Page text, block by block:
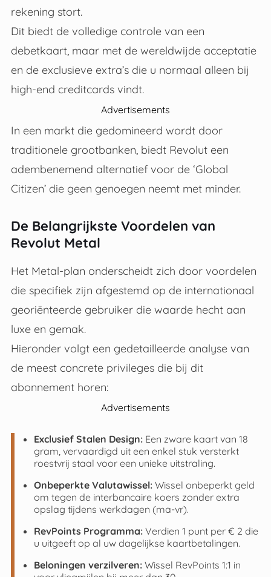
rekening stort.
Dit biedt de volledige controle van een
debetkaart, maar met de wereldwijde acceptatie
en de exclusieve extra’s die u normaal alleen bij
high-end creditcards vindt.
Advertisements
In een markt die gedomineerd wordt door
traditionele grootbanken, biedt Revolut een
adembenemend alternatief voor de ‘Global
Citizen’ die geen genoegen neemt met minder.
De Belangrijkste Voordelen van
Revolut Metal
Het Metal-plan onderscheidt zich door voordelen
die specifiek zijn afgestemd op de internationaal
georiënteerde gebruiker die waarde hecht aan
luxe en gemak.
Hieronder volgt een gedetailleerde analyse van
de meest concrete privileges die bij dit
abonnement horen:
Advertisements
Exclusief Stalen Design:Een zware kaart van 18
gram, vervaardigd uit een enkel stuk versterkt
roestvrij staal voor een unieke uitstraling.
Onbeperkte Valutawissel:Wissel onbeperkt geld
om tegen de interbancaire koers zonder extra
opslag tijdens werkdagen (ma-vr).
RevPoints Programma:Verdien 1 punt per € 2 die
u uitgeeft op al uw dagelijkse kaartbetalingen.
Beloningen verzilveren:Wissel RevPoints 1:1 in